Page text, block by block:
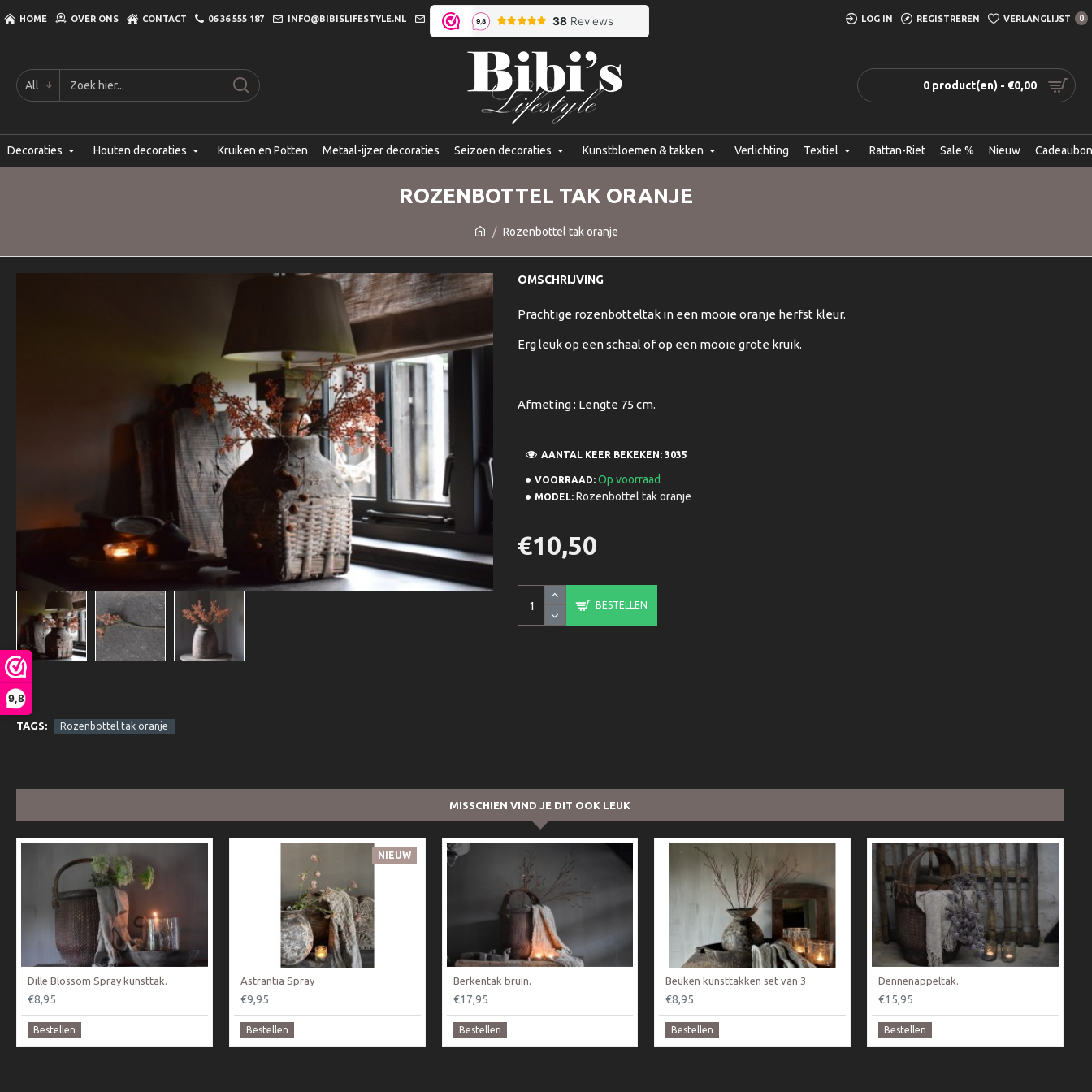
9,8
HOME OVER ONS CONTACT 06 36 555 187 INFO@BIBISLIFESTYLE.NL LOG IN REGISTREREN VERLANGLIJST 0
All 0 product(en) - €0,00
Decoraties Houten decoraties Kruiken en Potten Metaal-ijzer decoraties Seizoen decoraties Kunstbloemen & takken Verlichting Textiel Rattan-Riet Sale % Nieuw Cadeaubon
Rozenbottel tak oranje
ROZENBOTTEL TAK ORANJE
OMSCHRIJVING
Prachtige rozenbotteltak in een mooie oranje herfst kleur.
Erg leuk op een schaal of op een mooie grote kruik.
Afmeting : Lengte 75 cm.
VOORRAAD: Op voorraad
MODEL: Rozenbottel tak oranje
AANTAL KEER BEKEKEN: 3035
€10,50
BESTELLEN
TAGS: Rozenbottel tak oranje
MISSCHIEN VIND JE DIT OOK LEUK
Dille Blossom Spray kunsttak.
€8,95
Bestellen
NIEUW
Astrantia Spray
€9,95
Bestellen
Berkentak bruin.
€17,95
Bestellen
Beuken kunsttakken set van 3
€8,95
Bestellen
Dennenappeltak.
€15,95
Bestellen